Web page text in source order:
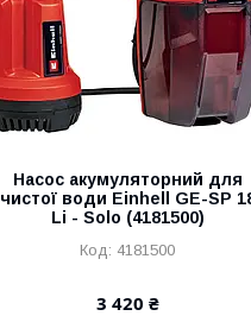
Насос акумуляторний для
чистої води Einhell GE-SP
Li - Solo (4181500)
4181500
3 420 ₴